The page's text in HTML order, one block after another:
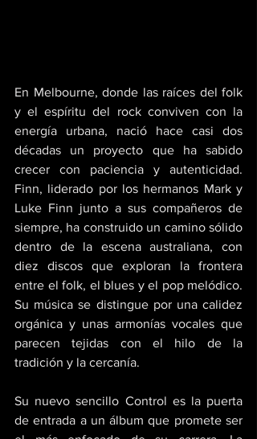
En Melbourne, donde las raíces del folk
y el espíritu del rock conviven con la
energía urbana, nació hace casi dos
décadas un proyecto que ha sabido
crecer con paciencia y autenticidad.
Finn, liderado por los hermanos Mark y
Luke Finn junto a sus compañeros de
siempre, ha construido un camino sólido
dentro de la escena australiana, con
diez discos que exploran la frontera
entre el folk, el blues y el pop melódico.
Su música se distingue por una calidez
orgánica y unas armonías vocales que
parecen tejidas con el hilo de la
tradición y la cercanía.
Su nuevo sencillo Control es la puerta
de entrada a un álbum que promete ser